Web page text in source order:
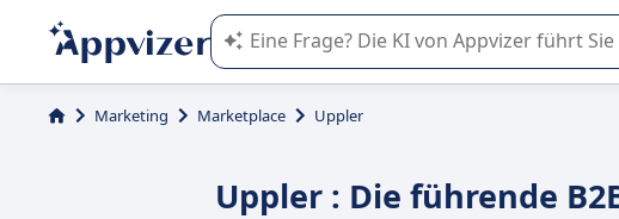
Die KI von Appvizer führt Sie bei der Nutzung
Marketing Marketplace Uppler
Uppler : Die führende